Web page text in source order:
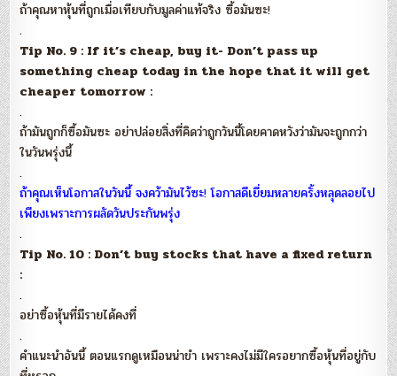
ถ้าคุณหาหุ้นที่ถูกเมื่อเทียบกับมูลค่าแท้จริง ซื้อมันซะ!
.
Tip No. 9 : If it’s cheap, buy it- Don’t pass up
something cheap today in the hope that it will get
cheaper tomorrow :
.
ถ้ามันถูกก็ซื้อมันซะ อย่าปล่อยสิ่งที่คิดว่าถูกวันนี้โดยคาดหวังว่ามันจะถูกกว่า
ในวันพรุ่งนี้
.
ถ้าคุณเห็นโอกาสในวันนี้ จงคว้ามันไว้ซะ! โอกาสดีเยี่ยมหลายครั้งหลุดลอยไป
เพียงเพราะการผลัดวันประกันพรุ่ง
.
Tip No. 10 : Don’t buy stocks that have a fixed return
:
.
อย่าซื้อหุ้นที่มีรายได้คงที่
.
คำแนะนำอันนี้ ตอนแรกดูเหมือนน่าขำ เพราะคงไม่มีใครอยากซื้อหุ้นที่อยู่กับ